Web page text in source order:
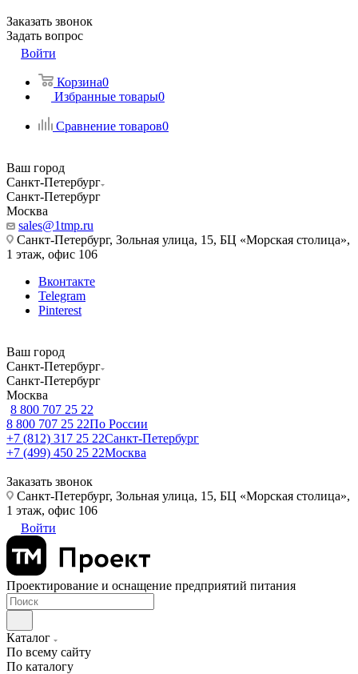
Заказать звонок
Задать вопрос
Войти
Корзина0
Избранные товары0
Сравнение товаров0
Ваш город
Санкт-Петербург
Санкт-Петербург
Москва
sales@1tmp.ru
Санкт-Петербург, Зольная улица, 15, БЦ «Морская столица»,
1 этаж, офис 106
Вконтакте
Telegram
Pinterest
Ваш город
Санкт-Петербург
Санкт-Петербург
Москва
8 800 707 25 22
8 800 707 25 22По России
+7 (812) 317 25 22Санкт-Петербург
+7 (499) 450 25 22Москва
Заказать звонок
Санкт-Петербург, Зольная улица, 15, БЦ «Морская столица»,
1 этаж, офис 106
Войти
Проектирование и оснащение предприятий питания
Каталог
По всему сайту
По каталогу